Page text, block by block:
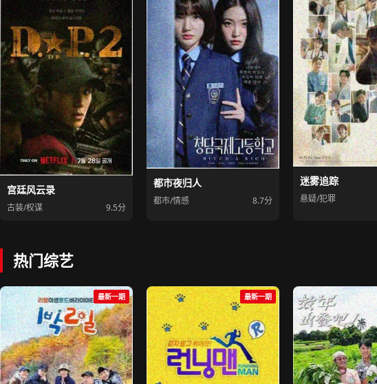
宫廷风云录
古装/权谋 9.5分
都市夜归人
都市/情感 8.7分
迷雾追踪
悬疑/犯罪
热门综艺
最新一期 最新一期